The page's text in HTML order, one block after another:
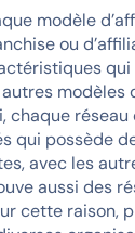
modèle
ou
modèles
chaque
qui possède
avec les
aussi des
cette raison,